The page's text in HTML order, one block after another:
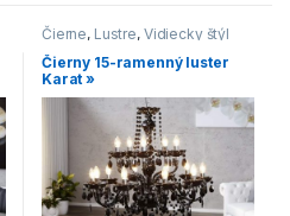
Čierne, Lustre, Vidiecky štýl
Čierny 15-ramenný luster
Karat »